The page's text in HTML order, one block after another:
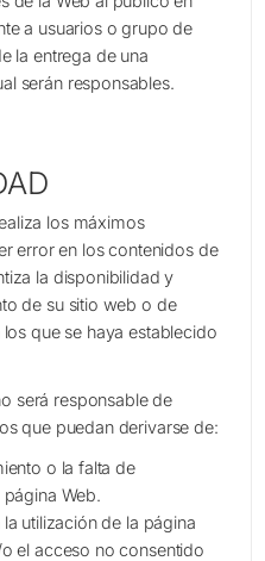
a usuarios o grupo de
la entrega de una
serán responsables.
los máximos
error en los contenidos de
la disponibilidad y
de su sitio web o de
que se haya establecido
será responsable de
que puedan derivarse de:
o la falta de
Web.
utilización de la página
el acceso no consentido